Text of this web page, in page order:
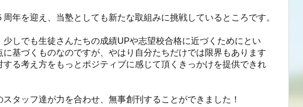
年を迎え、当塾としても新たな取組みに挑戦しているところです。
少しでも生徒さんたちの成績UPや志望校合格に近づくためにとい
に基づくものなのですが、やはり自分たちだけでは限界もあります
する考え方をもっとポジティブに感じて頂くきっかけを提供できれ
タッフ達が力を合わせ、無事創刊することができました！